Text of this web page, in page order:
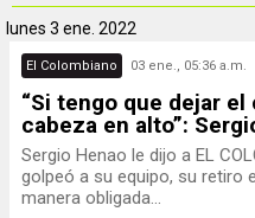
lunes 3 ene. 2022
El Colombiano 03 ene., 05:36 a.m.
“Si tengo que dejar
cabeza en alto”:
Sergio Henao le dijo a EL
golpeó a su equipo, su retiro
manera obligada...